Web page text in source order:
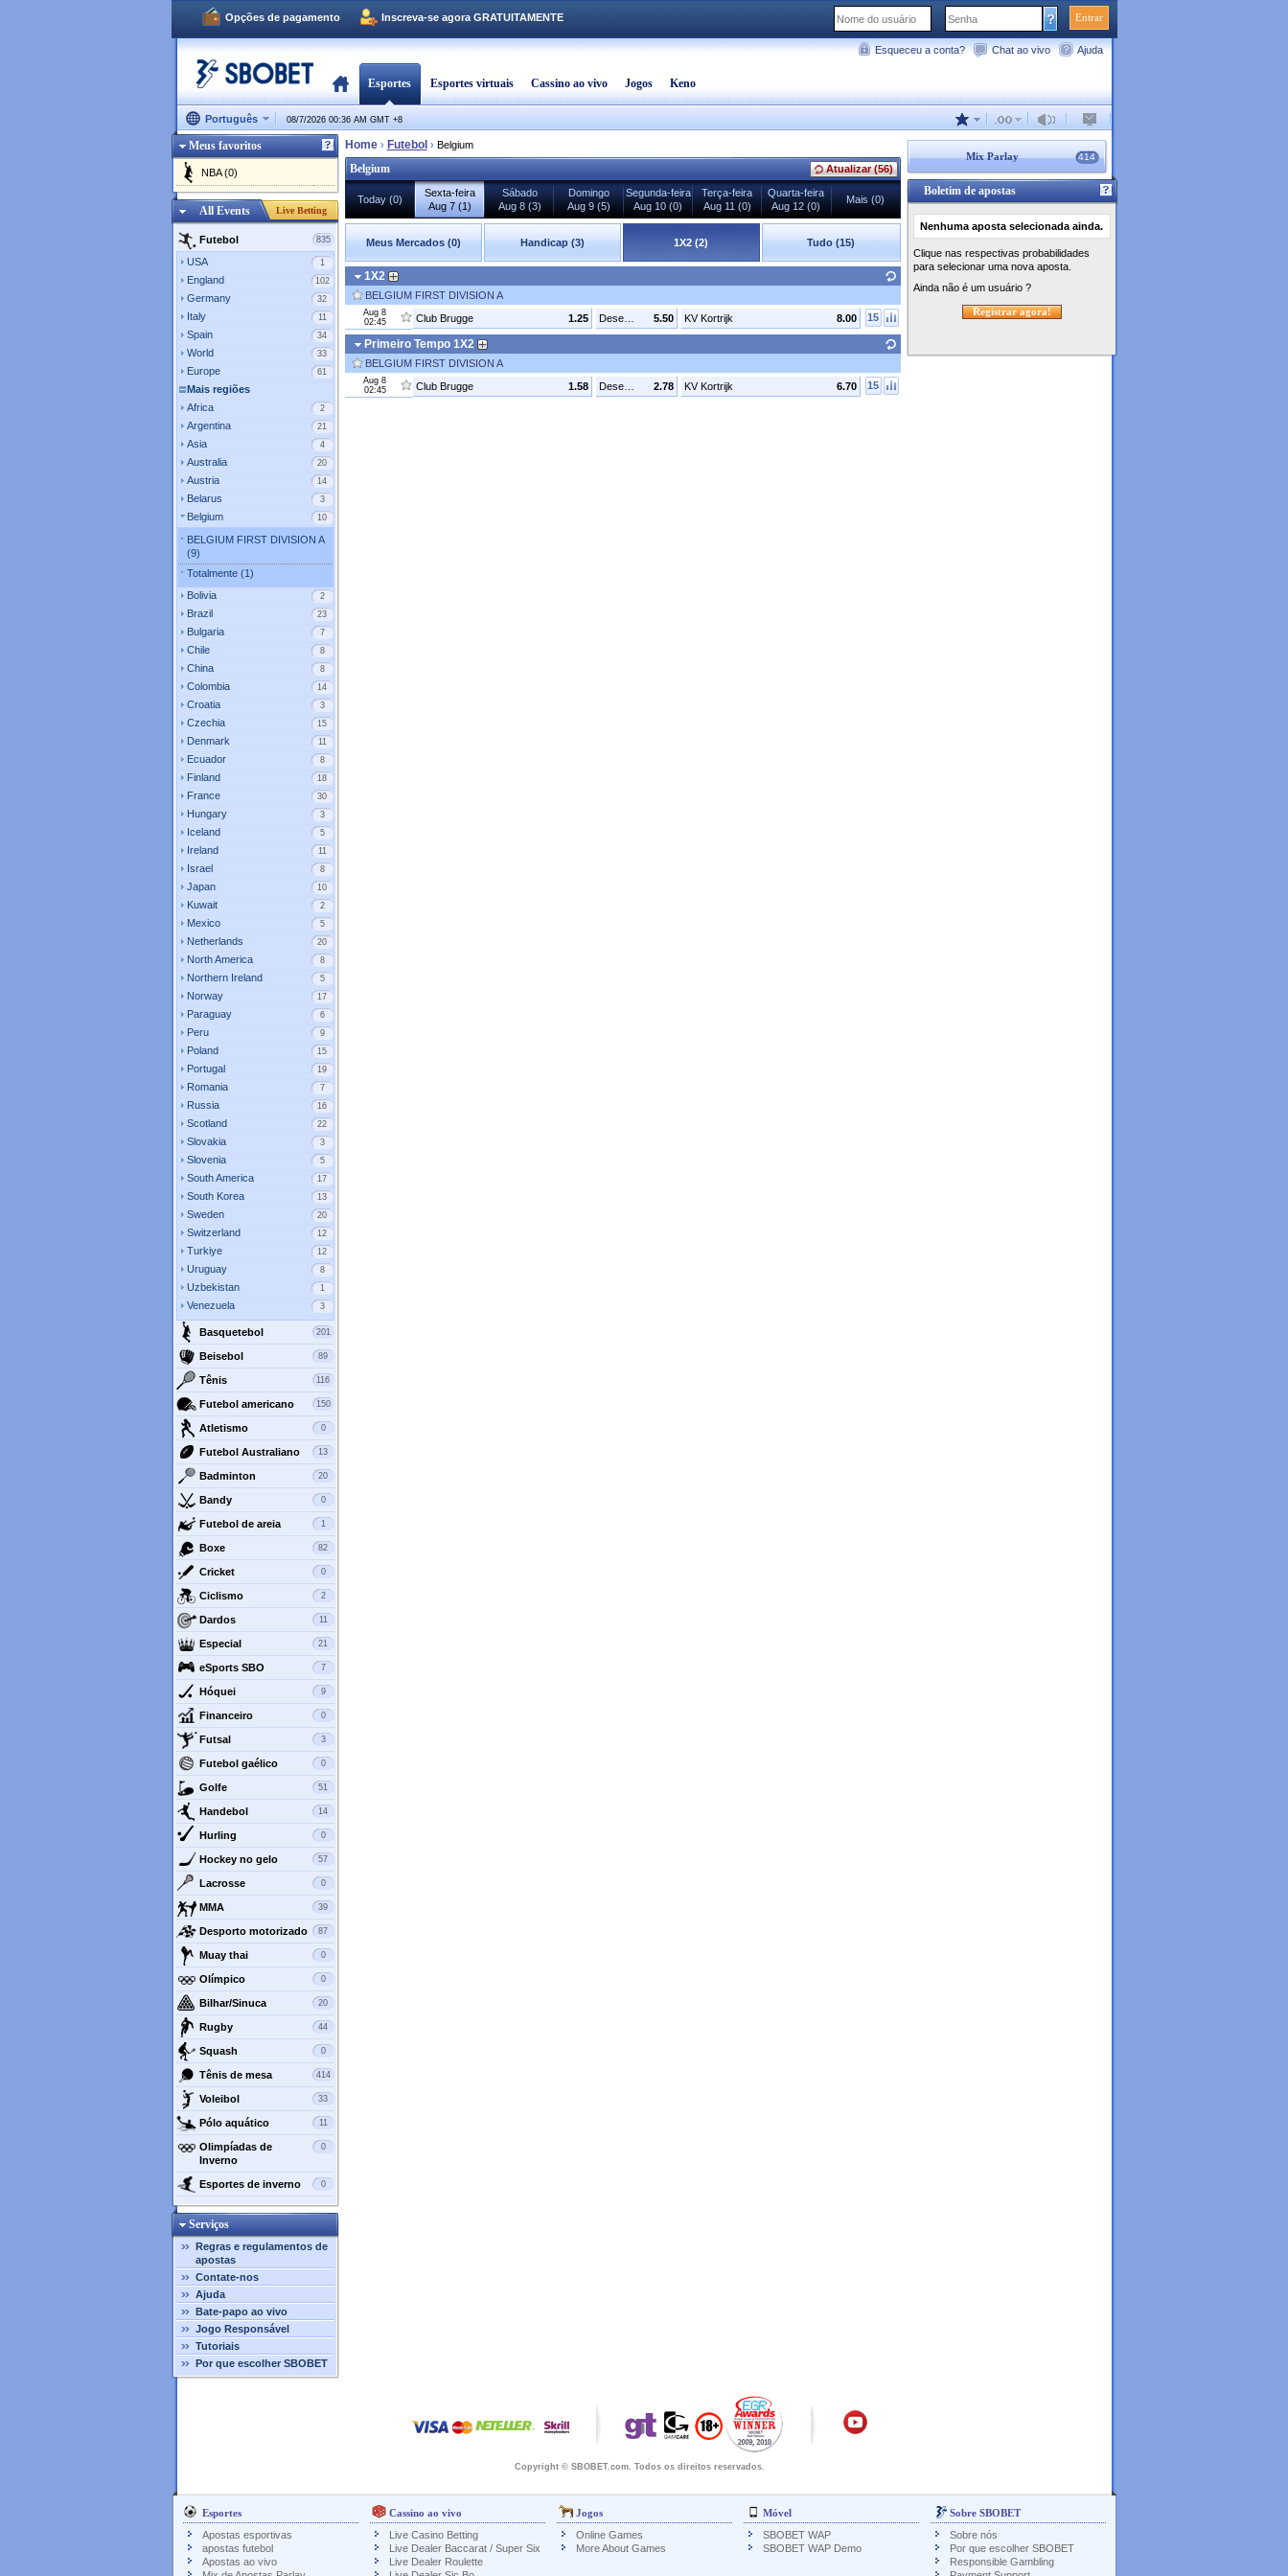
Entrar
Opções de pagamento Inscreva-se agora GRATUITAMENTE
Esqueceu a conta? Chat ao vivo Ajuda
Esportes Esportes virtuais Cassino ao vivo Jogos Keno
Português 08/7/2026 00:36 AM GMT +8
Meus favoritos
NBA (0)
All Events Live Betting
Futebol 835
USA 1
England 102
Germany 32
Italy 11
Spain 34
World 33
Europe 61
Mais regiões
Africa
2
Argentina 21
Asia 4
Australia 20
Austria 14
Belarus 3
Belgium 10
BELGIUM FIRST DIVISION A
(9)
Totalmente (1)
Bolivia
2
Brazil 23
Bulgaria 7
Chile 8
China 8
Colombia 14
Croatia 3
Czechia 15
Denmark 11
Ecuador 8
Finland 18
France 30
Hungary 3
Iceland 5
Ireland 11
Israel 8
Japan 10
Kuwait 2
Mexico 5
Netherlands 20
North America 8
Northern Ireland 5
Norway 17
Paraguay 6
Peru 9
Poland 15
Portugal 19
Romania 7
Russia 16
Scotland 22
Slovakia 3
Slovenia 5
South America 17
South Korea 13
Sweden 20
Switzerland 12
Turkiye 12
Uruguay 8
Uzbekistan 1
Venezuela 3
Basquetebol 201
Beisebol 89
Tênis 116
Futebol americano 150
Atletismo 0
Futebol Australiano 13
Badminton 20
Bandy 0
Futebol de areia 1
Boxe 82
Cricket 0
Ciclismo 2
Dardos 11
Especial 21
eSports SBO 7
Hóquei 9
Financeiro 0
Futsal 3
Futebol gaélico 0
Golfe 51
Handebol 14
Hurling 0
Hockey no gelo 57
Lacrosse 0
MMA 39
Desporto motorizado 87
Muay thai 0
Olímpico 0
Bilhar/Sinuca 20
Rugby 44
Squash 0
Tênis de mesa 414
Voleibol 33
Pólo aquático 11
Olimpíadas de
Inverno
0
Esportes de inverno 0
Serviços
Regras e regulamentos de
apostas
Contate-nos
Ajuda
Bate-papo ao vivo
Jogo Responsável
Tutoriais
Por que escolher SBOBET
Home› Futebol › Belgium
Belgium Atualizar (56)
Today (0)
Sexta-feira
Aug 7 (1)
Sábado
Aug 8 (3)
Domingo
Aug 9 (5)
Segunda-feira
Aug 10 (0)
Terça-feira
Aug 11 (0)
Quarta-feira
Aug 12 (0)
Mais (0)
Meus Mercados (0) Handicap (3) 1X2 (2) Tudo (15)
1X2
BELGIUM FIRST DIVISION A
Aug 8
02:45
1.25
Club Brugge 5.50
Desenhar 8.00
KV Kortrijk 15
Primeiro Tempo 1X2
BELGIUM FIRST DIVISION A
Aug 8
02:45
1.58
Club Brugge 2.78
Desenhar 6.70
KV Kortrijk 15
Mix Parlay 414
Boletim de apostas
Nenhuma aposta selecionada ainda.
Clique nas respectivas probabilidades
para selecionar uma nova aposta.
Ainda não é um usuário ?
Registrar agora!
Copyright © SBOBET.com. Todos os direitos reservados.
Esportes
Apostas esportivas
apostas futebol
Apostas ao vivo
Cassino ao vivo
Live Casino Betting
Live Dealer Baccarat / Super Six
Live Dealer Roulette
Jogos
Online Games
More About Games
Móvel
SBOBET WAP
SBOBET WAP Demo
Sobre SBOBET
Sobre nós
Por que escolher SBOBET
Responsible Gambling